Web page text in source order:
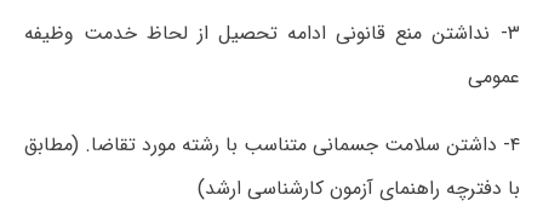
۳- نداشتن منع قانونی ادامه تحصیل از لحاظ خدمت وظیفه
عمومی
۴- داشتن سلامت جسمانی متناسب با رشته مورد تقاضا. (مطابق
با دفترچه راهنمای آزمون کارشناسی ارشد)